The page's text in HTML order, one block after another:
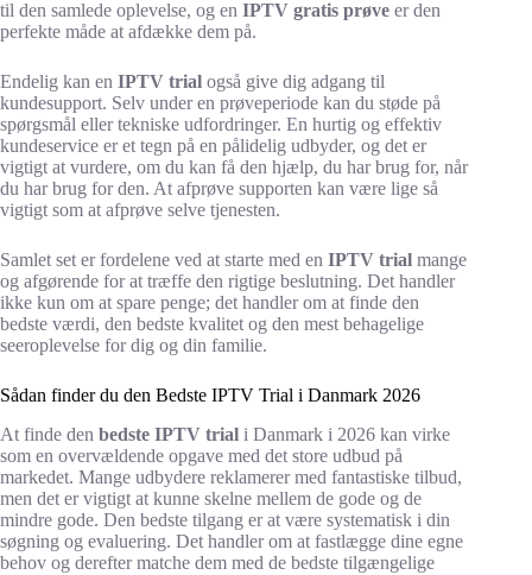
til den samlede oplevelse, og en IPTV gratis prøve er den
perfekte måde at afdække dem på.
Endelig kan en IPTV trial også give dig adgang til
kundesupport. Selv under en prøveperiode kan du støde på
spørgsmål eller tekniske udfordringer. En hurtig og effektiv
kundeservice er et tegn på en pålidelig udbyder, og det er
vigtigt at vurdere, om du kan få den hjælp, du har brug for, når
du har brug for den. At afprøve supporten kan være lige så
vigtigt som at afprøve selve tjenesten.
Samlet set er fordelene ved at starte med en IPTV trial mange
og afgørende for at træffe den rigtige beslutning. Det handler
ikke kun om at spare penge; det handler om at finde den
bedste værdi, den bedste kvalitet og den mest behagelige
seeroplevelse for dig og din familie.
Sådan finder du den Bedste IPTV Trial i Danmark 2026
At finde den bedste IPTV trial i Danmark i 2026 kan virke
som en overvældende opgave med det store udbud på
markedet. Mange udbydere reklamerer med fantastiske tilbud,
men det er vigtigt at kunne skelne mellem de gode og de
mindre gode. Den bedste tilgang er at være systematisk i din
søgning og evaluering. Det handler om at fastlægge dine egne
behov og derefter matche dem med de bedste tilgængelige